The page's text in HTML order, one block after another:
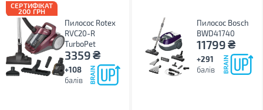
СЕРТИФІКАТ
200 ГРН
Пилосос Rotex
RVC20-R
TurboPet
3359₴
+108
балів
Пилосос Bosch
BWD41740
11799₴
+291
балів